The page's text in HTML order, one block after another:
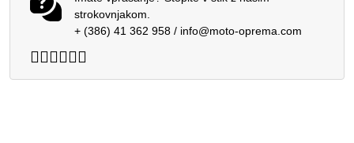
strokovnjakom.
+ (386) 41 362 958/ info@moto-oprema.com